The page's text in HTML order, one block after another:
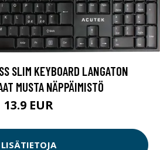
SLIM KEYBOARD LANGATON
MUSTA NÄPPÄIMISTÖ
13.9 EUR
LISÄTIETOJA